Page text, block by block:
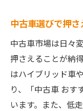
中古車選びで押
中古車市場は日々
押さえることが納
はハイブリッド車
り、「中古車 おす
います。また、低